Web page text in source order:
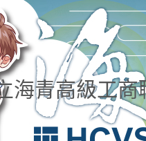
海青高級工商